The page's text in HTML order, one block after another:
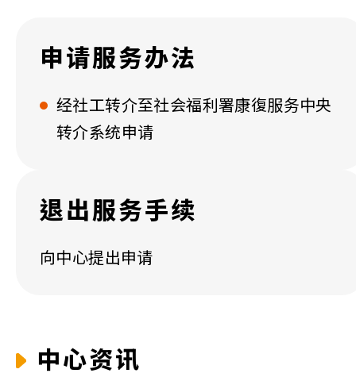
申请服务办法
经社工转介至社会福利署康復服务中央
转介系统申请
退出服务手续
向中心提出申请
中心资讯